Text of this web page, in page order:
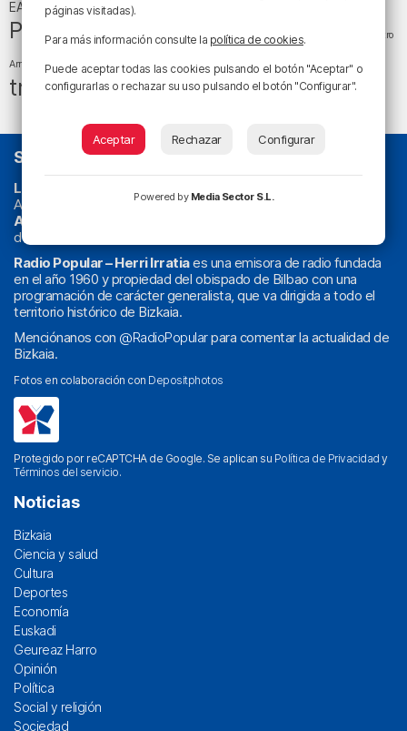
EA Sports Liga Endesa
Política religión San Mamés sociedad sucesos Teatro
Arriaga tiempo tiempo atmosférico tráfico
tráfico en Bizkaia
SOBRE NOSOTROS
La radio sin cadenas
Actualidad y
podcastdeBilbaoyBizkaia, los partidos del
Athletic
deportes, sociedad, cultura, política, religión y obra social.
Radio Popular – Herri Irratiaes una emisora de radio fundada
en el año 1960 y propiedad del obispado de Bilbao con una
programación de carácter generalista, que va dirigida a todo el
territorio histórico de Bizkaia.
Menciónanos con @RadioPopularpara comentar la actualidad de
Bizkaia.
Fotos en colaboración con Depositphotos
Protegido por reCAPTCHA de Google. Se aplican su Política de Privacidad y
Términos del servicio.
Noticias
Bizkaia
Ciencia y salud
Cultura
Deportes
Economía
Euskadi
Geureaz Harro
Opinión
Política
Social y religión
Sociedad
páginas visitadas).
Para más información consulte la política de cookies.
Puede aceptar todas las cookies pulsando el botón "Aceptar" o
configurarlas o rechazar su uso pulsando el botón "Configurar".
Aceptar Rechazar Configurar
Powered by Media Sector S.L.